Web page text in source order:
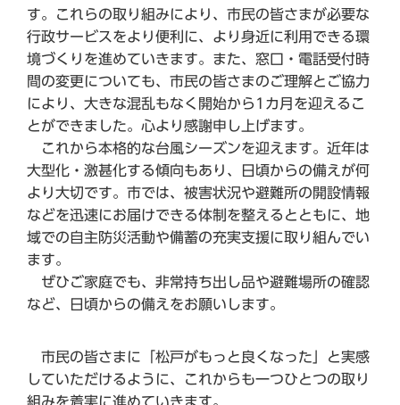
す。これらの取り組みにより、市民の皆さまが必要な
行政サービスをより便利に、より身近に利用できる環
境づくりを進めていきます。また、窓口・電話受付時
間の変更についても、市民の皆さまのご理解とご協力
により、大きな混乱もなく開始から1カ月を迎えるこ
とができました。心より感謝申し上げます。
これから本格的な台風シーズンを迎えます。近年は
大型化・激甚化する傾向もあり、日頃からの備えが何
より大切です。市では、被害状況や避難所の開設情報
などを迅速にお届けできる体制を整えるとともに、地
域での自主防災活動や備蓄の充実支援に取り組んでい
ます。
ぜひご家庭でも、非常持ち出し品や避難場所の確認
など、日頃からの備えをお願いします。
市民の皆さまに「松戸がもっと良くなった」と実感
していただけるように、これからも一つひとつの取り
組みを着実に進めていきます。